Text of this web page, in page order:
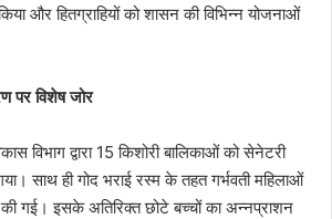
और हितग्राहियों को शासन की विभिन्न योजनाओं
पर विशेष जोर
विभाग द्वारा 15 किशोरी बालिकाओं को सेनेटरी
साथ ही गोद भराई रस्म के तहत गर्भवती महिलाओं
की गई। इसके अतिरिक्त छोटे बच्चों का अन्नप्राशन